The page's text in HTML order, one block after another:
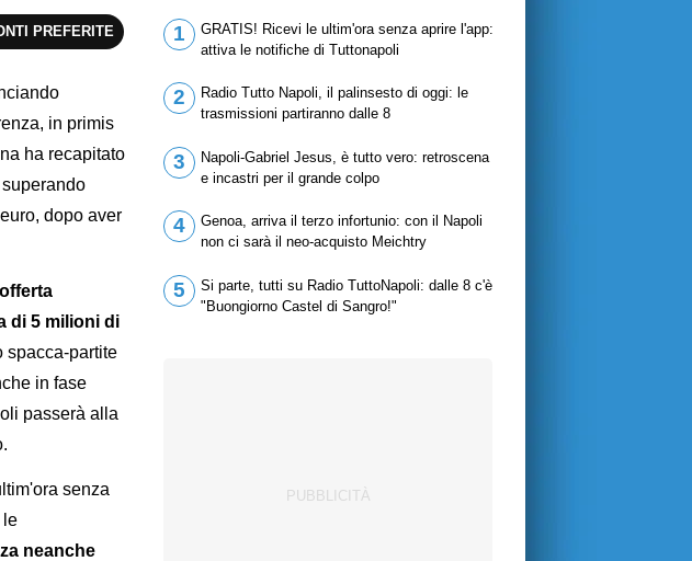
PREFERITE
in primis
ha recapitato
dopo aver
di 5 milioni di
spacca-partite
in fase
passerà alla
senza
le
neanche
1
GRATIS! Ricevi le ultim'ora senza aprire l'app:
attiva le notifiche di Tuttonapoli
2
Radio Tutto Napoli, il palinsesto di oggi: le
trasmissioni partiranno dalle 8
3
Napoli-Gabriel Jesus, è tutto vero: retroscena
e incastri per il grande colpo
4
Genoa, arriva il terzo infortunio: con il Napoli
non ci sarà il neo-acquisto Meichtry
5
Si parte, tutti su Radio TuttoNapoli: dalle 8 c'è
"Buongiorno Castel di Sangro!"